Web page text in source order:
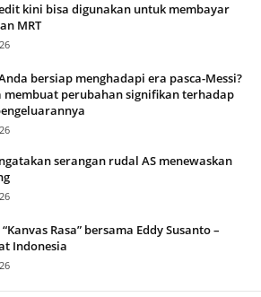
kini bisa digunakan untuk membayar
MRT
bersiap menghadapi era pasca-Messi?
membuat perubahan signifikan terhadap
serangan rudal AS menewaskan
Rasa” bersama Eddy Susanto –
Indonesia